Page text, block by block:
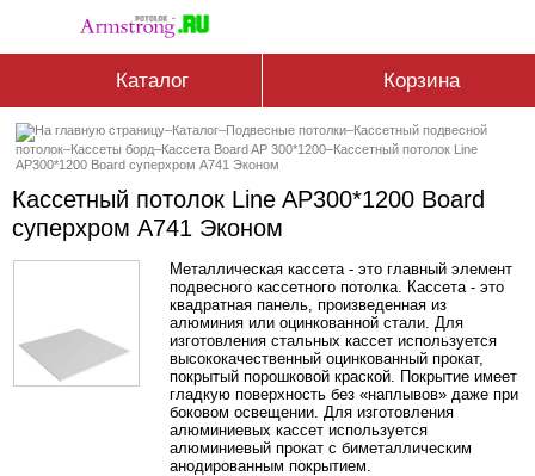
Каталог Корзина
–Каталог–Подвесные потолки–Кассетный подвесной
потолок–Кассеты борд–Кассетa Board AP 300*1200–Кассетный потолок Line
AP300*1200 Board суперхром А741 Эконом
Кассетный потолок Line AP300*1200 Board
суперхром А741 Эконом
Металлическая кассета - это главный элемент
подвесного кассетного потолка. Кассета - это
квадратная панель, произведенная из
алюминия или оцинкованной стали. Для
изготовления стальных кассет используется
высококачественный оцинкованный прокат,
покрытый порошковой краской. Покрытие имеет
гладкую поверхность без «наплывов» даже при
боковом освещении. Для изготовления
алюминиевых кассет используется
алюминиевый прокат с биметаллическим
анодированным покрытием.